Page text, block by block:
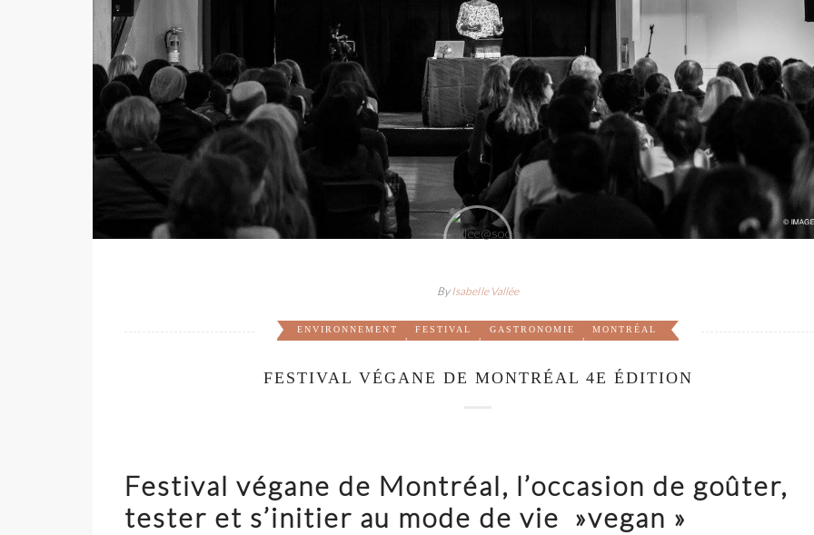
ByIsabelle Vallée
ENVIRONNEMENT
,
FESTIVAL
,
GASTRONOMIE
,
MONTRÉAL
FESTIVAL VÉGANE DE MONTRÉAL 4E ÉDITION
Festival végane de Montréal, l’occasion de goûter,
tester et s’initier au mode de vie »vegan »